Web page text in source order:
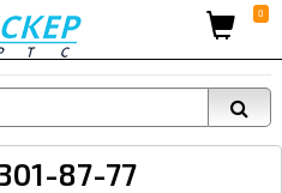
0
87-77